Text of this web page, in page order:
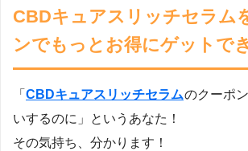
CBDキュアスリッチセラム
ンでもっとお得にゲットで
「 CBDキュアスリッチセラムのクーポ
いするのに」というあなた！
その気持ち、分かります！